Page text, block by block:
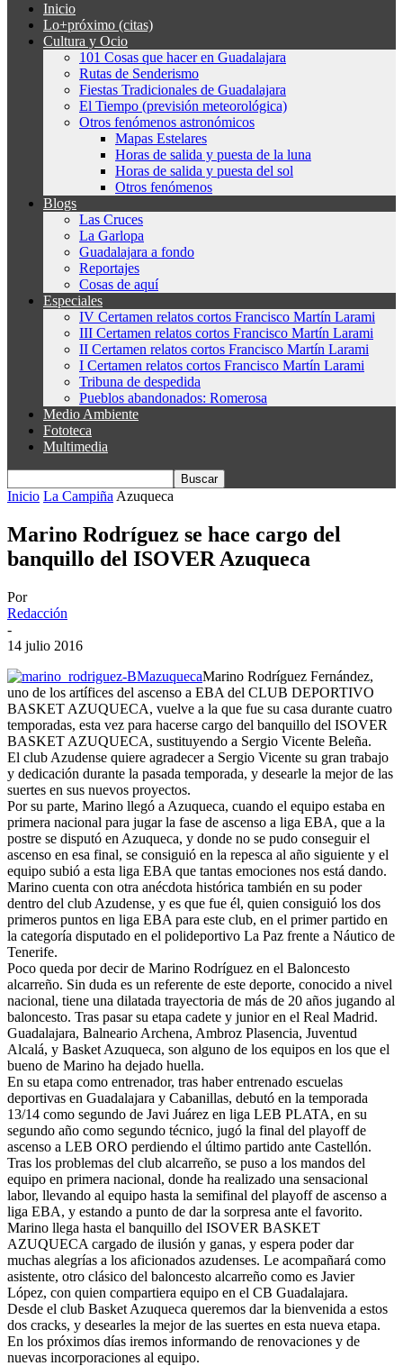
Inicio
Lo+próximo (citas)
Cultura y Ocio
101 Cosas que hacer en Guadalajara
Rutas de Senderismo
Fiestas Tradicionales de Guadalajara
El Tiempo (previsión meteorológica)
Otros fenómenos astronómicos
Mapas Estelares
Horas de salida y puesta de la luna
Horas de salida y puesta del sol
Otros fenómenos
Blogs
Las Cruces
La Garlopa
Guadalajara a fondo
Reportajes
Cosas de aquí
Especiales
IV Certamen relatos cortos Francisco Martín Larami
III Certamen relatos cortos Francisco Martín Larami
II Certamen relatos cortos Francisco Martín Larami
I Certamen relatos cortos Francisco Martín Larami
Tribuna de despedida
Pueblos abandonados: Romerosa
Medio Ambiente
Fototeca
Multimedia
Inicio La Campiña Azuqueca
Marino Rodríguez se hace cargo del
banquillo del ISOVER Azuqueca
Por
Redacción
-
14 julio 2016
Marino Rodríguez Fernández,
uno de los artífices del ascenso a EBA del CLUB DEPORTIVO
BASKET AZUQUECA, vuelve a la que fue su casa durante cuatro
temporadas, esta vez para hacerse cargo del banquillo del ISOVER
BASKET AZUQUECA, sustituyendo a Sergio Vicente Beleña.
El club Azudense quiere agradecer a Sergio Vicente su gran trabajo
y dedicación durante la pasada temporada, y desearle la mejor de las
suertes en sus nuevos proyectos.
Por su parte, Marino llegó a Azuqueca, cuando el equipo estaba en
primera nacional para jugar la fase de ascenso a liga EBA, que a la
postre se disputó en Azuqueca, y donde no se pudo conseguir el
ascenso en esa final, se consiguió en la repesca al año siguiente y el
equipo subió a esta liga EBA que tantas emociones nos está dando.
Marino cuenta con otra anécdota histórica también en su poder
dentro del club Azudense, y es que fue él, quien consiguió los dos
primeros puntos en liga EBA para este club, en el primer partido en
la categoría disputado en el polideportivo La Paz frente a Náutico de
Tenerife.
Poco queda por decir de Marino Rodríguez en el Baloncesto
alcarreño. Sin duda es un referente de este deporte, conocido a nivel
nacional, tiene una dilatada trayectoria de más de 20 años jugando al
baloncesto. Tras pasar su etapa cadete y junior en el Real Madrid.
Guadalajara, Balneario Archena, Ambroz Plasencia, Juventud
Alcalá, y Basket Azuqueca, son alguno de los equipos en los que el
bueno de Marino ha dejado huella.
En su etapa como entrenador, tras haber entrenado escuelas
deportivas en Guadalajara y Cabanillas, debutó en la temporada
13/14 como segundo de Javi Juárez en liga LEB PLATA, en su
segundo año como segundo técnico, jugó la final del playoff de
ascenso a LEB ORO perdiendo el último partido ante Castellón.
Tras los problemas del club alcarreño, se puso a los mandos del
equipo en primera nacional, donde ha realizado una sensacional
labor, llevando al equipo hasta la semifinal del playoff de ascenso a
liga EBA, y estando a punto de dar la sorpresa ante el favorito.
Marino llega hasta el banquillo del ISOVER BASKET
AZUQUECA cargado de ilusión y ganas, y espera poder dar
muchas alegrías a los aficionados azudenses. Le acompañará como
asistente, otro clásico del baloncesto alcarreño como es Javier
López, con quien compartiera equipo en el CB Guadalajara.
Desde el club Basket Azuqueca queremos dar la bienvenida a estos
dos cracks, y desearles la mejor de las suertes en esta nueva etapa.
En los próximos días iremos informando de renovaciones y de
nuevas incorporaciones al equipo.